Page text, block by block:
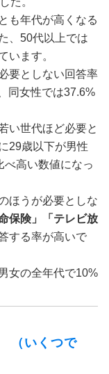
も年代が高くなる
、50代以上では
います。
要としない回答率
同女性では37.6%
い世代ほど必要と
29歳以下が男性
べ高い数値になっ
ほうが必要としな
命保険」「テレビ放
する率が高いで
女の全年代で10%
（いくつで